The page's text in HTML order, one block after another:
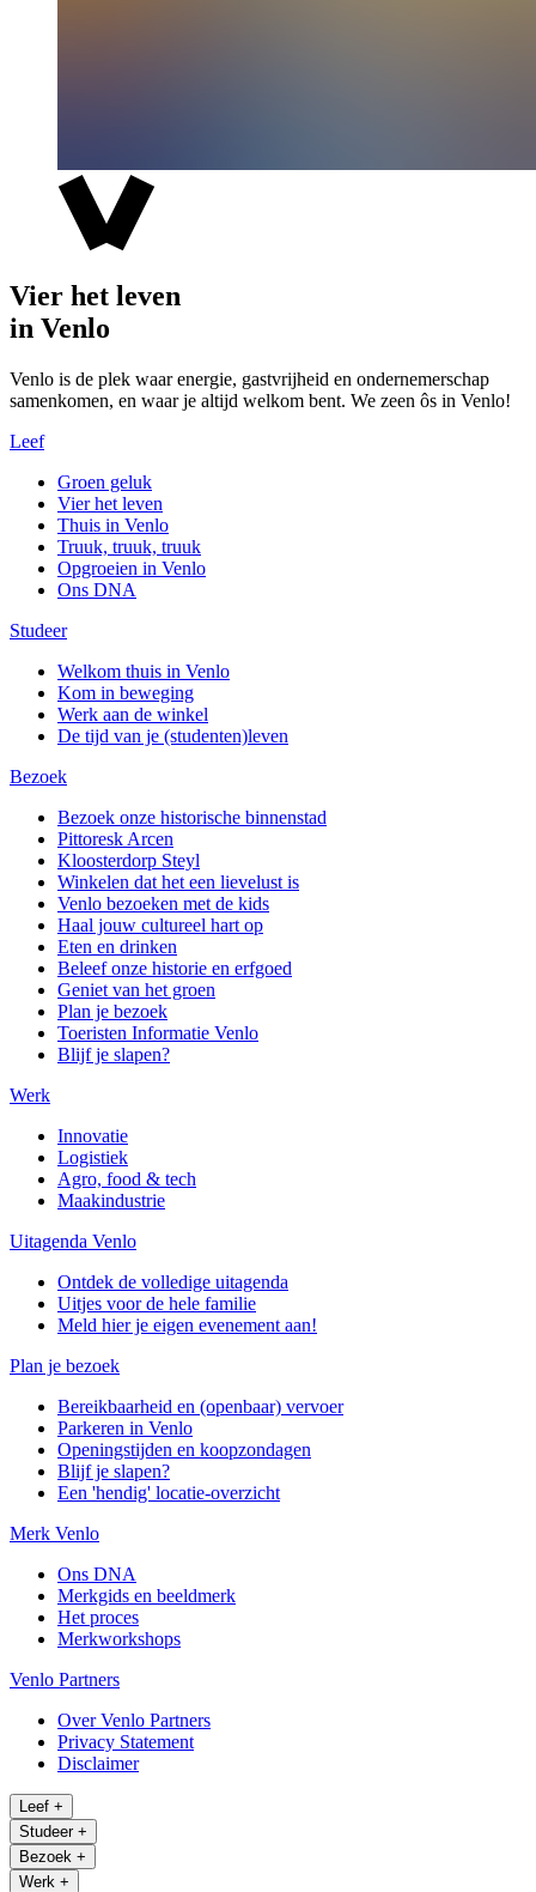
Vier het leven
in Venlo
Venlo is de plek waar energie, gastvrijheid en ondernemerschap
samenkomen, en waar je altijd welkom bent. We zeen ôs in Venlo!
Leef
Groen geluk
Vier het leven
Thuis in Venlo
Truuk, truuk, truuk
Opgroeien in Venlo
Ons DNA
Studeer
Welkom thuis in Venlo
Kom in beweging
Werk aan de winkel
De tijd van je (studenten)leven
Bezoek
Bezoek onze historische binnenstad
Pittoresk Arcen
Kloosterdorp Steyl
Winkelen dat het een lievelust is
Venlo bezoeken met de kids
Haal jouw cultureel hart op
Eten en drinken
Beleef onze historie en erfgoed
Geniet van het groen
Plan je bezoek
Toeristen Informatie Venlo
Blijf je slapen?
Werk
Innovatie
Logistiek
Agro, food & tech
Maakindustrie
Uitagenda Venlo
Ontdek de volledige uitagenda
Uitjes voor de hele familie
Meld hier je eigen evenement aan!
Plan je bezoek
Bereikbaarheid en (openbaar) vervoer
Parkeren in Venlo
Openingstijden en koopzondagen
Blijf je slapen?
Een 'hendig' locatie-overzicht
Merk Venlo
Ons DNA
Merkgids en beeldmerk
Het proces
Merkworkshops
Venlo Partners
Over Venlo Partners
Privacy Statement
Disclaimer
Leef +
Studeer +
Bezoek +
Werk +